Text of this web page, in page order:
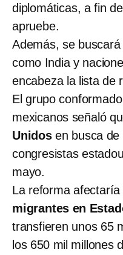
diplomáticas, a fin
apruebe.
Además, se
como India y
encabeza la lista de
El grupo
mexicanos señaló
Unidosen busca de
congresistas
mayo.
La reforma afectaría
migrantes en
transfieren unos 65
los 650 mil millones